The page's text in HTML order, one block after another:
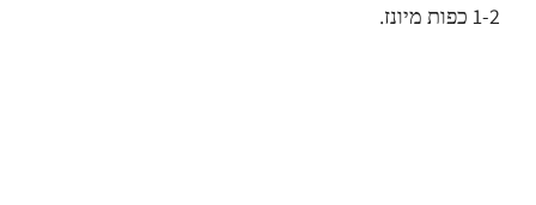
1-2 כפות מיונז.